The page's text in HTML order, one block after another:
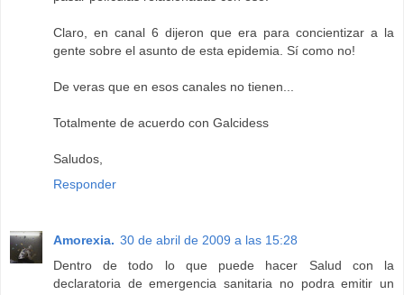
Claro, en canal 6 dijeron que era para concientizar a la
gente sobre el asunto de esta epidemia. Sí como no!
De veras que en esos canales no tienen...
Totalmente de acuerdo con Galcidess
Saludos,
Responder
Amorexia. 30 de abril de 2009 a las 15:28
Dentro de todo lo que puede hacer Salud con la
declaratoria de emergencia sanitaria no podra emitir un